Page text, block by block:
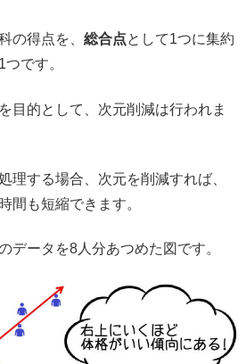
の得点を、 総合点として1つに集約
です。
目的として、次元削減は行われま
理する場合、次元を削減すれば、
間も短縮できます。
データを8人分あつめた図です。